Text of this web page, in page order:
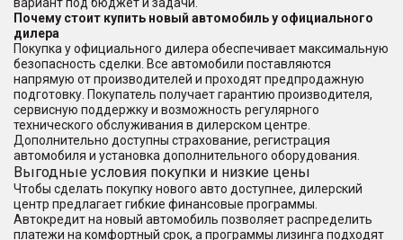
Почему стоит купить новый автомобиль у официального
дилера
Покупка у официального дилера обеспечивает максимальную
безопасность сделки. Все автомобили поставляются
напрямую от производителей и проходят предпродажную
подготовку. Покупатель получает гарантию производителя,
сервисную поддержку и возможность регулярного
технического обслуживания в дилерском центре.
Дополнительно доступны страхование, регистрация
автомобиля и установка дополнительного оборудования.
Выгодные условия покупки и низкие цены
Чтобы сделать покупку нового авто доступнее, дилерский
центр предлагает гибкие финансовые программы.
Автокредит на новый автомобиль позволяет распределить
платежи на комфортный срок, а программы лизинга подходят